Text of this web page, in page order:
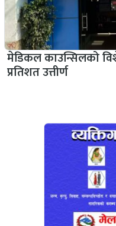
मेडिकल काउन्सिलको
प्रतिशत उत्तीर्ण